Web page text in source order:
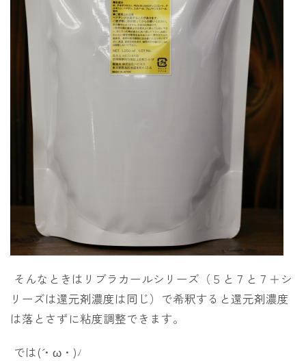
そんなときはリブラカールシリーズ（５と７と７＋シ
リーズは還元剤濃度は同じ）で希釈すると還元剤濃度
は落とさずに粘度調整できます。
では(´・ω・)ﾉ